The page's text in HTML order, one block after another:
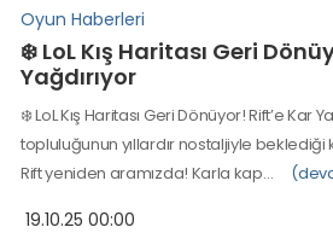
Oyun Haberleri
❄️ LoL Kış Haritası Geri
Yağdırıyor
❄️ LoL Kış Haritası Geri Dönüyor! Rift’e Kar
topluluğunun yıllardır nostaljiyle beklediği
Rift yeniden aramızda! Karla kap…
19.10.25 00:00